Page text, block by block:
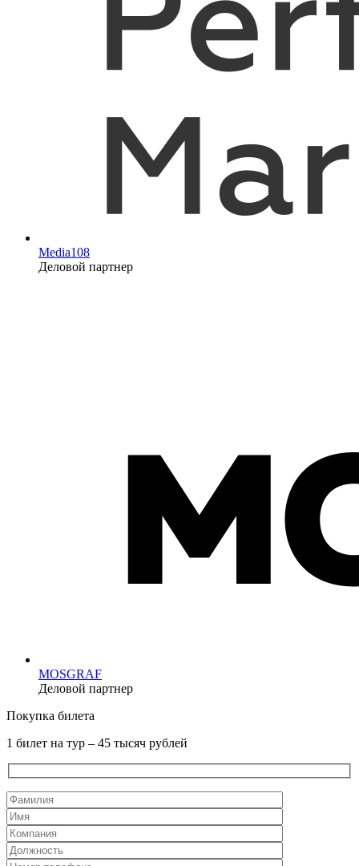
Media108
Деловой партнер
MOSGRAF
Деловой партнер
Покупка билета
1 билет на тур – 45 тысяч рублей